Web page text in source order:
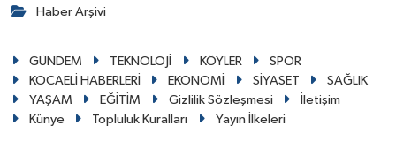
Haber Arşivi
GÜNDEM TEKNOLOJİ KÖYLER
SPOR
KOCAELİ HABERLERİ
EKONOMİ SİYASET
SAĞLIK
YAŞAM
EĞİTİM Gizlilik Sözleşmesi
İletişim
Künye
Topluluk Kuralları Yayın İlkeleri